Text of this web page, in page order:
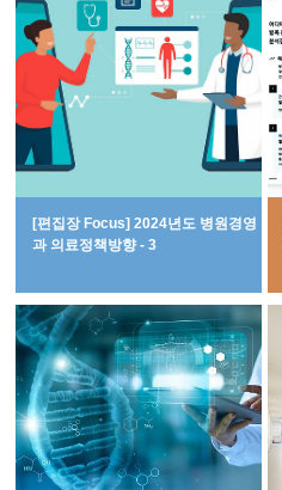
[편집장 Focus] 2024년도 병원경영
과 의료정책방향 - 3